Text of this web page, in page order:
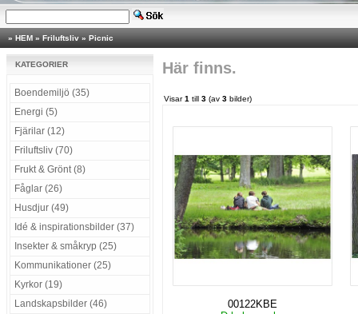
» HEM » Friluftsliv » Picnic
KATEGORIER
Boendemiljö (35)
Energi (5)
Fjärilar (12)
Friluftsliv (70)
Frukt & Grönt (8)
Fåglar (26)
Husdjur (49)
Idé & inspirationsbilder (37)
Insekter & småkryp (25)
Kommunikationer (25)
Kyrkor (19)
Landskapsbilder (46)
Här finns.
Visar1 till 3 (av 3 bilder)
00122KBE